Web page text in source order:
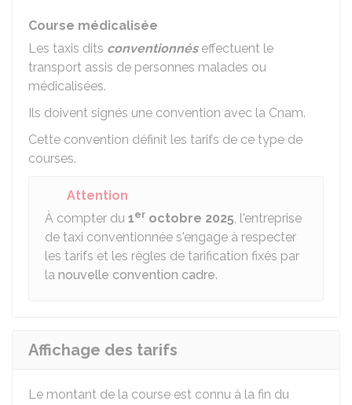
Course médicalisée
Les taxis dits conventionnéseffectuent le
transport assis de personnes malades ou
médicalisées.
Ils doivent signés une convention avec la Cnam.
Cette convention définit les tarifs de ce type de
courses.
Attention
À compter du 1er octobre 2025, l'entreprise
de taxi conventionnée s'engage à respecter
les tarifs et les règles de tarification fixés par
la nouvelle convention cadre.
Affichage des tarifs
Le montant de la course est connu à la fin du